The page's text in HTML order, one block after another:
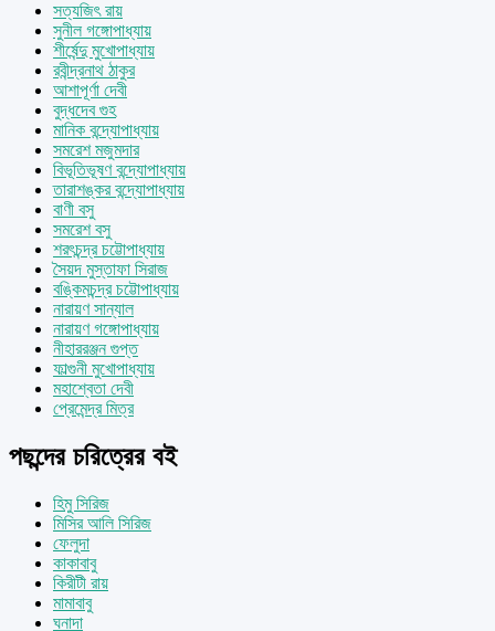
সত্যজিৎ রায়
সুনীল গঙ্গোপাধ্যায়
শীর্ষেন্দু মুখোপাধ্যায়
রবীন্দ্রনাথ ঠাকুর
আশাপূর্ণা দেবী
বুদ্ধদেব গুহ
মানিক বন্দ্যোপাধ্যায়
সমরেশ মজুমদার
বিভূতিভূষণ বন্দ্যোপাধ্যায়
তারাশঙ্কর বন্দ্যোপাধ্যায়
বাণী বসু
সমরেশ বসু
শরৎচন্দ্র চট্টোপাধ্যায়
সৈয়দ মুস্তাফা সিরাজ
বঙ্কিমচন্দ্র চট্টোপাধ্যায়
নারায়ণ সান্যাল
নারায়ণ গঙ্গোপাধ্যায়
নীহাররঞ্জন গুপ্ত
ফাল্গুনী মুখোপাধ্যায়
মহাশ্বেতা দেবী
প্রেমেন্দ্র মিত্র
পছন্দের চরিত্রের বই
হিমু সিরিজ
মিসির আলি সিরিজ
ফেলুদা
কাকাবাবু
কিরীটী রায়
মামাবাবু
ঘনাদা